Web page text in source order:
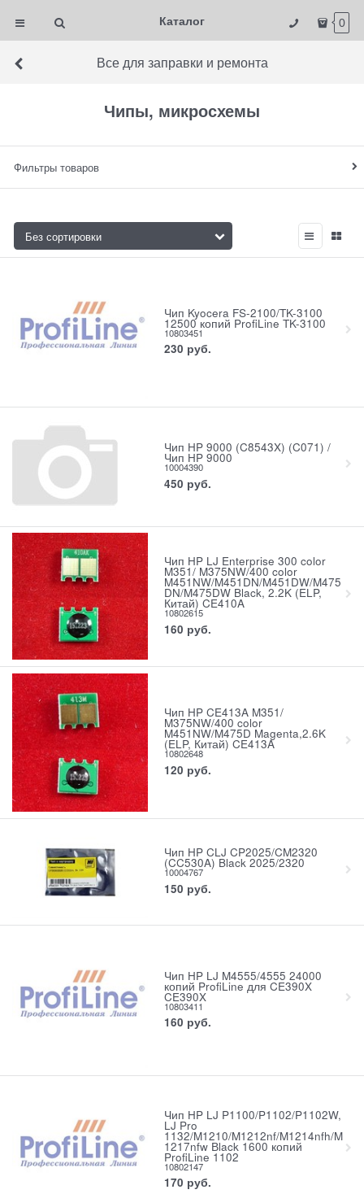
Каталог 0
Все для заправки и ремонта
Чипы, микросхемы
Фильтры товаров
Чип Kyocera FS-2100/TK-3100
12500 копий ProfiLine TK-3100
10803451
230 руб.
Чип HP 9000 (C8543X) (C071) /
Чип HP 9000
10004390
450 руб.
Чип HP LJ Enterprise 300 color
M351/ M375NW/400 color
M451NW/M451DN/M451DW/M475
DN/M475DW Black, 2.2K (ELP,
Китай) CE410A
10802615
160 руб.
Чип HP CE413A M351/
M375NW/400 color
M451NW/M475D Magenta,2.6K
(ELP, Китай) CE413A
10802648
120 руб.
Чип HP CLJ CP2025/CM2320
(CC530A) Black 2025/2320
10004767
150 руб.
Чип HP LJ M4555/4555 24000
копий ProfiLine для CE390X
CE390X
10803411
160 руб.
Чип HP LJ P1100/P1102/P1102W,
LJ Pro
1132/M1210/M1212nf/M1214nfh/M
1217nfw Вlack 1600 копий
ProfiLine 1102
10802147
170 руб.